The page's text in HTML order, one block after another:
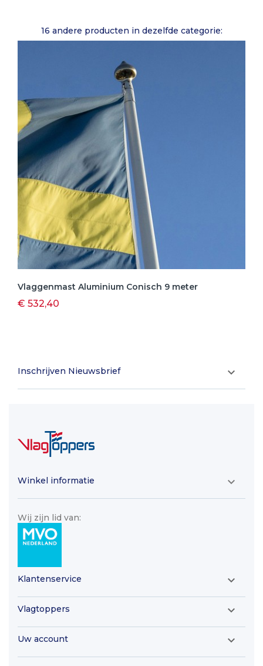
16 andere producten in dezelfde categorie:
Vlaggenmast Aluminium Conisch 9 meter
€ 532,40
Inschrijven Nieuwsbrief 
Winkel informatie 
Wij zijn lid van:
Klantenservice 
Vlagtoppers 
Uw account 